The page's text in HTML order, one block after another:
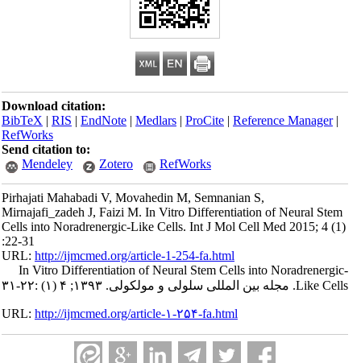
Download citation:
BibTeX|RIS|EndNote|Medlars|ProCite|Reference Manager
RefWorks
Send citation to:
Mendeley
Zotero RefWorks
Pirhajati Mahabadi V, Movahedin M, Semnanian S,
Mirnajafi_zadeh J, Faizi M. In Vitro Differentiation of Neural Stem
Cells into Noradrenergic-Like Cells. Int J Mol Cell Med 2015; 4 (1)
:22-31
URL:http://ijmcmed.org/article-1-254-fa.html
In Vitro Differentiation of Neural Stem Cells into Noradrenergic-
Like Cells. مجله بین المللی سلولی و مولکولی. ۱۳۹۳; ۴ (۱) :۲۲-۳۱
URL:http://ijmcmed.org/article-۱-۲۵۴-fa.html